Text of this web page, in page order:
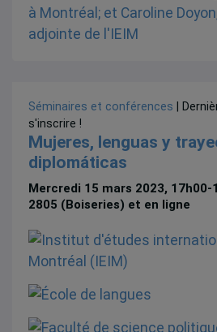
Séminaires et conférences |
s'inscrire !
Mujeres, lenguas y
diplomáticas
Mercredi 15 mars 2023, 17h00-
2805 (Boiseries) et en ligne